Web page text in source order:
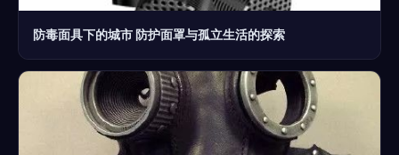
防毒面具下的城市 防护面罩与孤立生活的探索